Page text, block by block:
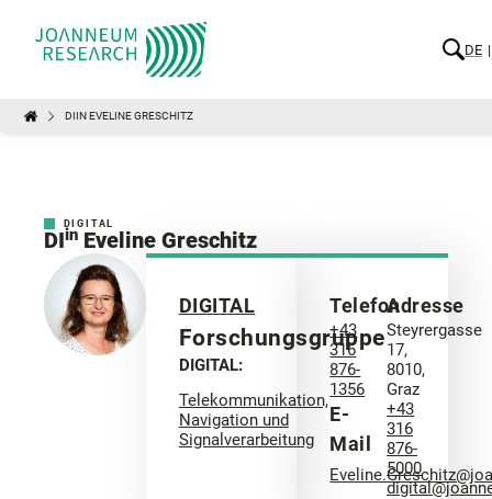
DE
DIIN EVELINE GRESCHITZ
DIGITAL
DIin Eveline Greschitz
DIGITAL
Forschungsgruppe
DIGITAL:
Telekommunikation,
Navigation und
Signalverarbeitung
Telefon
+43
316
876-
1356
E-
Mail
Adresse
Steyrergasse
17,
8010,
Graz
+43
316
876-
5000